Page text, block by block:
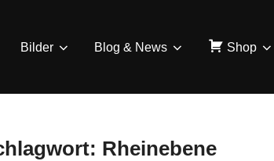
Bilder Blog & News Shop
Rheinebene